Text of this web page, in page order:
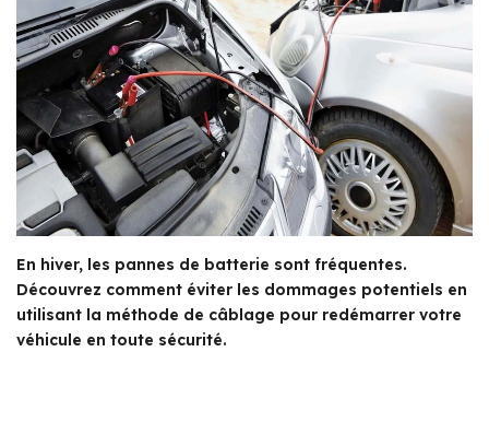
En hiver, les pannes de batterie sont fréquentes.
Découvrez comment éviter les dommages potentiels en
utilisant la méthode de câblage pour redémarrer votre
véhicule en toute sécurité.